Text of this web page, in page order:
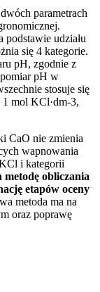
parametrach
podstawie udziału
się 4 kategorie.
pH, zgodnie z
pH w
stosuje się
mol KCl·dm-3,
CaO nie zmienia
wapnowania
i kategorii
metodę obliczania
etapów oceny
metoda ma na
oraz poprawę